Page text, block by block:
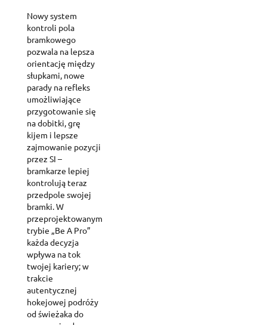
Nowy system
kontroli pola
bramkowego
pozwala na lepsza
orientację między
słupkami, nowe
parady na refleks
umożliwiające
przygotowanie się
na dobitki, grę
kijem i lepsze
zajmowanie pozycji
przez SI –
bramkarze lepiej
kontrolują teraz
przedpole swojej
bramki. W
przeprojektowanym
trybie „Be A Pro”
każda decyzja
wpływa na tok
twojej kariery; w
trakcie
autentycznej
hokejowej podróży
od świeżaka do